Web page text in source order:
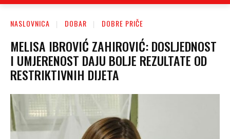
NASLOVNICA DOBAR DOBRE PRIČE
MELISA IBROVIĆ ZAHIROVIĆ: DOSLJEDNOST
I UMJERENOST DAJU BOLJE REZULTATE OD
RESTRIKTIVNIH DIJETA